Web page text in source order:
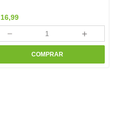
16,99
＋
－
COMPRAR